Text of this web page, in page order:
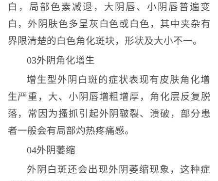
白，局部色素减退，大阴唇、小阴唇普遍变
白，外阴肤色多呈灰白色或白色，其中夹杂有
界限清楚的白色角化斑块，形状及大小不一。
03外阴角化增生
增生型外阴白斑的症状表现有皮肤角化增
生严重，大、小阴唇增粗增厚，角化层反复脱
落，常因为搔抓引起外阴皲裂、溃破，部分患
者一般会有局部灼热疼痛感。
04外阴萎缩
外阴白斑还会出现外阴萎缩现象，这种症